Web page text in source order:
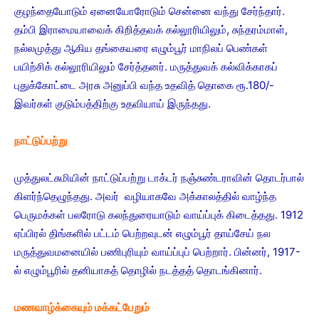
குழந்தையோடும் ஏனையோரோடும் சென்னை வந்து சேர்ந்தார்.
தம்பி இராமையாவைக் கிறித்தவக் கல்லூரியிலும், சுந்தரம்மாள்,
நல்லமுத்து ஆகிய தங்கையரை எழும்பூர் மாநிலப் பெண்கள்
பயிற்சிக் கல்லூரியிலும் சேர்த்தனர். மருத்துவக் கல்விக்காகப்
புதுக்கோட்டை அரசு அனுப்பி வந்த உதவித் தொகை ரூ.180/-
இவர்கள் குடும்பத்திற்கு உதவியாய் இருந்தது.
நாட்டுப்பற்று
முத்துலட்சுமியின் நாட்டுப்பற்று டாக்டர் நஞ்சுண்டராவின் தொடர்பால்
கிளர்ந்தெழுந்தது. அவர் வழியாகவே அக்காலத்தில் வாழ்ந்த
பெருமக்கள் பலரோடு கலந்துரையாடும் வாய்ப்புக் கிடைத்தது. 1912
ஏப்பிரல் திங்களில் பட்டம் பெற்றவுடன் எழும்பூர் தாய்சேய் நல
மருத்துவமனையில் பணிபுரியும் வாய்ப்புப் பெற்றார். பின்னர், 1917-
ல் எழும்பூரில் தனியாகத் தொழில் நடத்தத் தொடங்கினார்.
மணவாழ்க்கையும் மக்கட்பேறும்